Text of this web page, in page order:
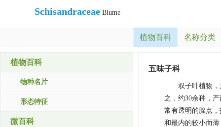
Schisandraceae Blume
植物百科 名称分类
植物百科
物种名片
形态特征
微百科
五味子科
双子叶植物，
之，约30余种，
常有透明的腺点
和最内的较小而